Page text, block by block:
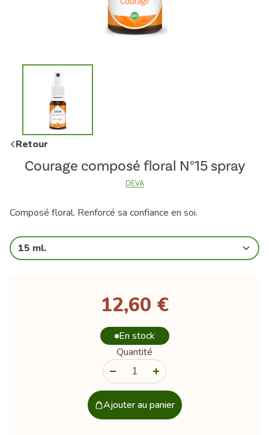
Retour
Courage composé floral N°15 spray
DEVA
Composé floral. Renforcé sa confiance en soi.
15 ml.
12,60 €
En stock
Quantité
Ajouter au panier